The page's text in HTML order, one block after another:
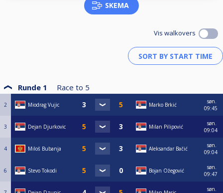
SKEMA
Vis walkovers
Runde 1 Race to 5
2 Miodrag Vujic Marko Brkić
søn.
09:45
3 Dejan Djurkovic Milan Pilipović
søn.
09:04
4 Miloš Bubanja Aleksandar Bačić
søn.
09:04
6 Stevo Tokodi Bojan Ožegović
søn.
09:47
søn.